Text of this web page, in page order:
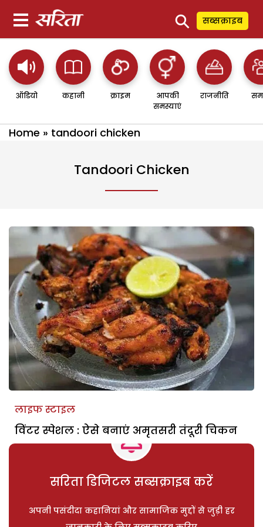
⚲ सब्सक्राइब
ऑडियो कहानी क्राइम
आपकी
समस्याएं
राजनीति
Home » tandoori chicken
Tandoori Chicken
लाइफ स्टाइल
विंटर स्पेशल : ऐसे बनाएं अमृतसरी तंदूरी चिकन
सरिता डिजिटल सब्सक्राइब करें
अपनी पसंदीदा कहानियां और सामाजिक मुद्दों से जुड़ी हर